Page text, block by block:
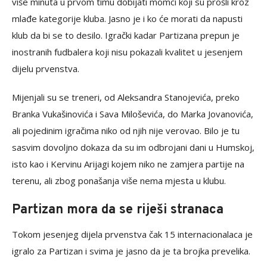
mlađe kategorije kluba. Jasno je i ko će morati da napusti
klub da bi se to desilo. Igrački kadar Partizana prepun je
inostranih fudbalera koji nisu pokazali kvalitet u jesenjem
dijelu prvenstva.
Mijenjali su se treneri, od Aleksandra Stanojevića, preko
Branka Vukašinovića i Sava Miloševića, do Marka Jovanovića,
ali pojedinim igračima niko od njih nije verovao. Bilo je tu
sasvim dovoljno dokaza da su im odbrojani dani u Humskoj,
isto kao i Kervinu Arijagi kojem niko ne zamjera partije na
terenu, ali zbog ponašanja više nema mjesta u klubu.
Partizan mora da se riješi stranaca
Tokom jesenjeg dijela prvenstva čak 15 internacionalaca je
igralo za Partizan i svima je jasno da je ta brojka prevelika.